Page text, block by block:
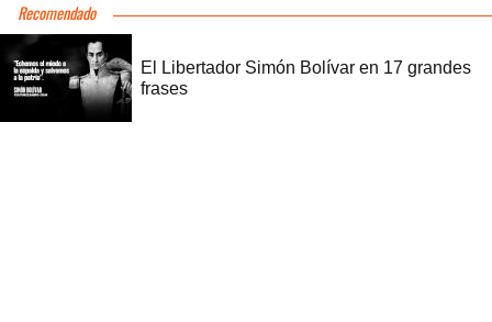
Recomendado
El Libertador Simón Bolívar en 17 grandes
frases